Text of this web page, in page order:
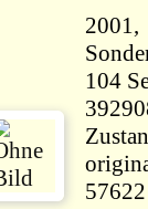
104 Seiten
57622